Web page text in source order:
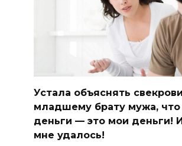
Устала объяснять
младшему брату мужа,
деньги — это мои деньги!
мне удалось!